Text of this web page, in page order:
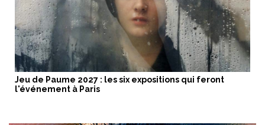
Jeu de Paume 2027 : les six expositions qui feront
l'événement à Paris